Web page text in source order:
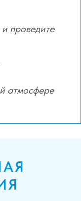
проведите
атмосфере